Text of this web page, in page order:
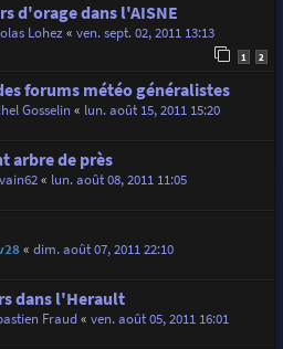
d'orage dans l'AISNE
Lohez« ven. sept. 02, 2011 13:13
1 2
forums météo généralistes
Gosselin« lun. août 15, 2011 15:20
arbre de près
« lun. août 08, 2011 11:05
« dim. août 07, 2011 22:10
dans l'Herault
Fraud« ven. août 05, 2011 16:01